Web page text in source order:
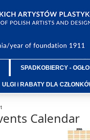
SPADKOBIERCY -
ULGI i RABATY DLA
Calendar